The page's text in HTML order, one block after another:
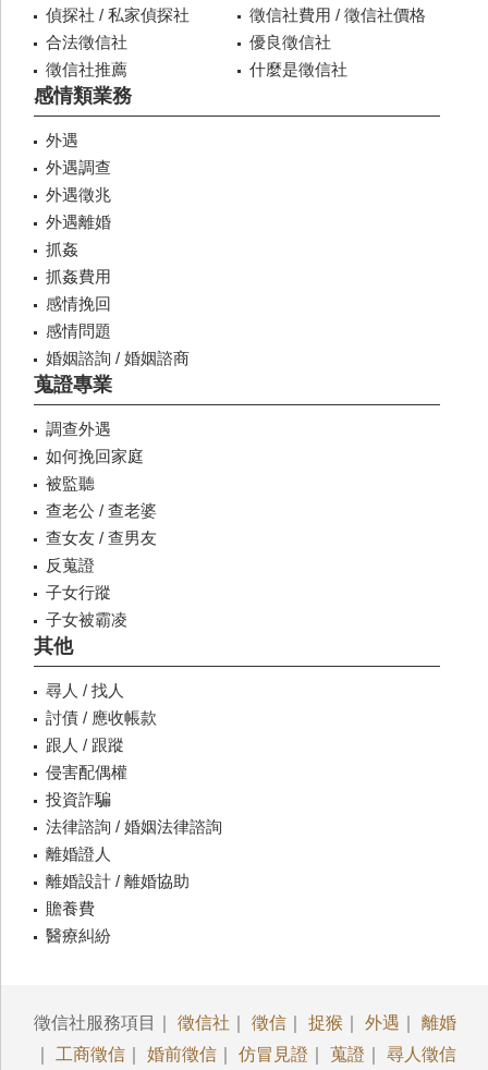
偵探社 / 私家偵探社
徵信社費用 / 徵信社價格
合法徵信社
優良徵信社
徵信社推薦
什麼是徵信社
感情類業務
外遇
外遇調查
外遇徵兆
外遇離婚
抓姦
抓姦費用
感情挽回
感情問題
婚姻諮詢 / 婚姻諮商
蒐證專業
調查外遇
如何挽回家庭
被監聽
查老公 / 查老婆
查女友 / 查男友
反蒐證
子女行蹤
子女被霸凌
其他
尋人 / 找人
討債 / 應收帳款
跟人 / 跟蹤
侵害配偶權
投資詐騙
法律諮詢 / 婚姻法律諮詢
離婚證人
離婚設計 / 離婚協助
贍養費
醫療糾紛
徵信社服務項目｜ 徵信社 徵信 捉猴 外遇
離婚
工商徵信 婚前徵信 仿冒見證 蒐證 尋人徵信